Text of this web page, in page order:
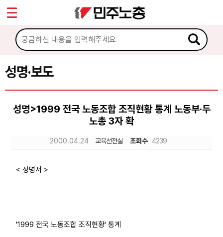
성명·보도
성명>1999 전국 노동조합 조직현황 통계 노동부·두
노총 3자 확
2000.04.24 교육선전실 조회수 4239
< 성명서 >
'1999 전국 노동조합 조직현황' 통계
마이페이지
소개
소식
공지사항
성명·보도
Sketchbook5, 스케치북5
Sketchbook5, 스케치북5